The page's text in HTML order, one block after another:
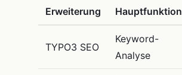
Erweiterung Hauptfunktion
TYPO3 SEO
Keyword-
Analyse